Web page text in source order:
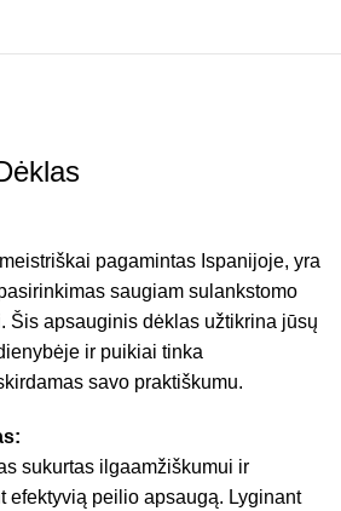
pagamintas Ispanijoje, yra
saugiam sulankstomo
Šis apsauginis dėklas užtikrina jūsų
ir puikiai tinka
savo praktiškumu.
sukurtas ilgaamžiškumui ir
efektyvią peilio apsaugą. Lyginant